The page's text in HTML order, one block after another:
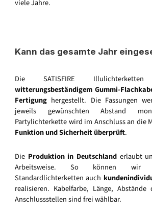
viele Jahre.
Kann das gesamte Jahr
Die SATISFIRE
witterungsbeständigem Gummi-
Fertigung hergestellt. Die Fassungen
jeweils gewünschten Abstand
Partylichterkette wird im Anschluss an die
Funktion und Sicherheit überprüft.
Die Produktion in Deutschlanderlaubt
Arbeitsweise. So können wir
Standardlichterketten auch
realisieren. Kabelfarbe, Länge, Abstände
Anschlussstellen sind frei wählbar.